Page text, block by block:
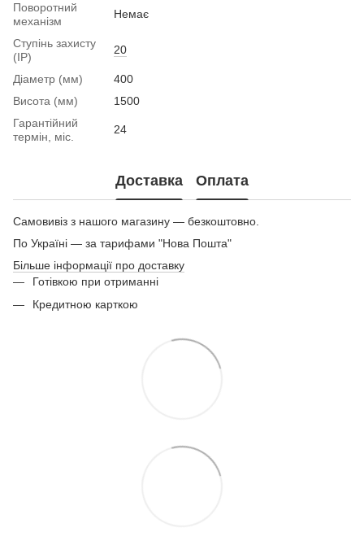
Поворотний
механізм
Немає
Ступінь захисту
(IP)
20
Діаметр (мм)
400
Висота (мм)
1500
Гарантійний
термін, міс.
24
Доставка Оплата
Самовивіз з нашого магазину — безкоштовно.
По Україні — за тарифами "Нова Пошта"
Більше інформації про доставку
Готівкою при отриманні
Кредитною карткою